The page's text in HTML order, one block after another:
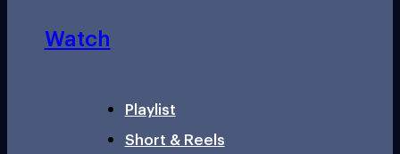
Watch
Playlist
Short & Reels